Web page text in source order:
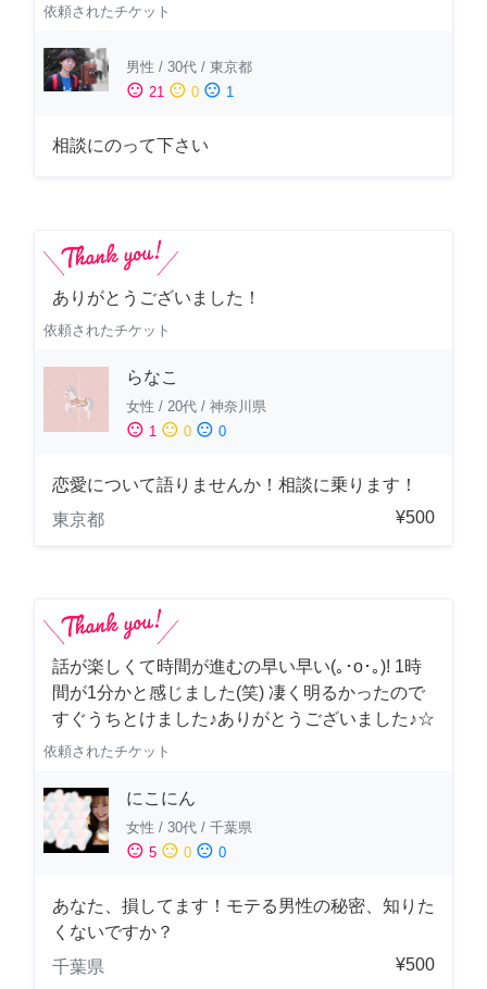
依頼されたチケット
男性 / 30代 / 東京都
sentiment_satisfied 21 sentiment_neutral 0 sentiment_dissatisfied 1
相談にのって下さい
ありがとうございました！
依頼されたチケット
らなこ
女性 / 20代 / 神奈川県
sentiment_satisfied 1 sentiment_neutral 0 sentiment_dissatisfied 0
恋愛について語りませんか！相談に乗ります！
東京都
¥500
話が楽しくて時間が進むの早い早い(｡･о･｡)! 1時
間が1分かと感じました(笑) 凄く明るかったので
すぐうちとけました♪ありがとうございました♪☆
依頼されたチケット
にこにん
女性 / 30代 / 千葉県
sentiment_satisfied 5 sentiment_neutral 0 sentiment_dissatisfied 0
あなた、損してます！モテる男性の秘密、知りた
くないですか？
千葉県
¥500